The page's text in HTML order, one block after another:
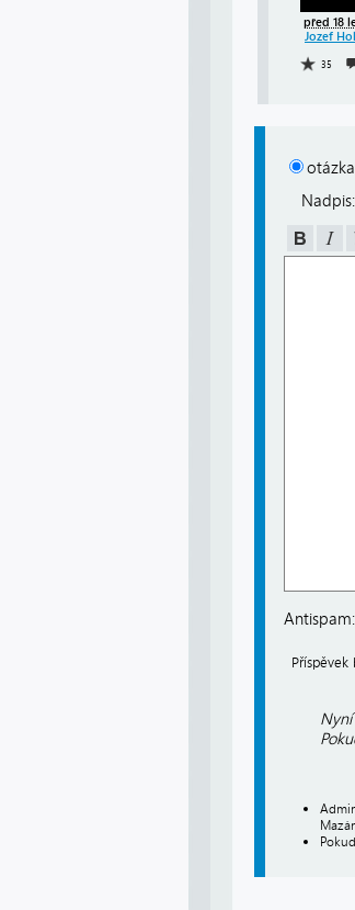
před 18
Jozef
35
otázka
Nadpis:
Antispam: